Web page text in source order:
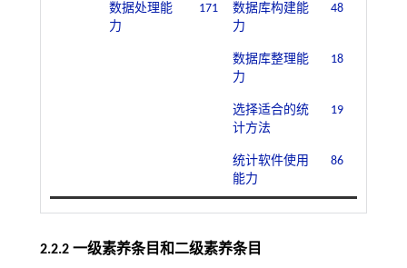
数据处理能
力
171
数据库构建能
力
48
数据库整理能
力
18
选择适合的统
计方法
19
统计软件使用
能力
86
2.2.2 一级素养条目和二级素养条目